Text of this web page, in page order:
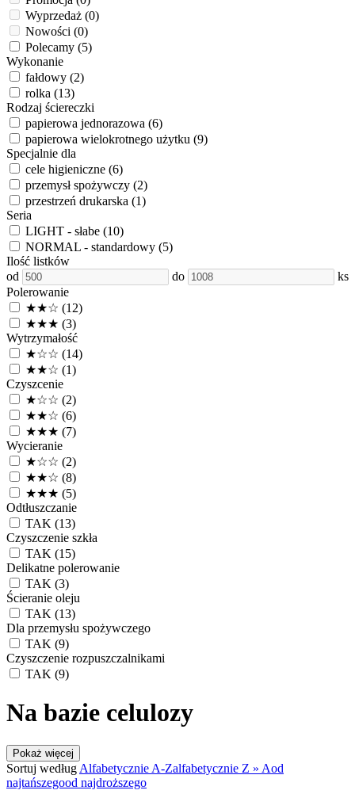
Wyprzedaż (0)
Nowości (0)
Polecamy (5)
Wykonanie
fałdowy (2)
rolka (13)
Rodzaj ściereczki
papierowa jednorazowa (6)
papierowa wielokrotnego użytku (9)
Specjalnie dla
cele higieniczne (6)
przemysł spożywczy (2)
przestrzeń drukarska (1)
Seria
LIGHT - słabe (10)
NORMAL - standardowy (5)
Ilość listków
od
do
ks
Polerowanie
★★☆ (12)
★★★ (3)
Wytrzymałość
★☆☆ (14)
★★☆ (1)
Czyszcenie
★☆☆ (2)
★★☆ (6)
★★★ (7)
Wycieranie
★☆☆ (2)
★★☆ (8)
★★★ (5)
Odtłuszczanie
TAK (13)
Czyszczenie szkła
TAK (15)
Delikatne polerowanie
TAK (3)
Ścieranie oleju
TAK (13)
Dla przemysłu spożywczego
TAK (9)
Czyszczenie rozpuszczalnikami
TAK (9)
Na bazie celulozy
Pokaż więcej
Sortuj według Alfabetycznie A-Zalfabetycznie Z » Aod
najtańszegood najdroższego